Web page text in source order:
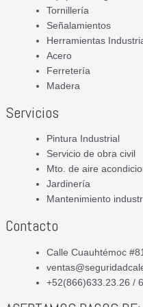
Tornillería
Señalamientos
Herramientas
Acero
Ferretería
Madera
Servicios
Pintura Industrial
Servicio de obra civil
Mto. de aire
Jardinería
Mantenimiento
Contacto
Calle Cuauhtémoc
+52(866)633.23.26 /